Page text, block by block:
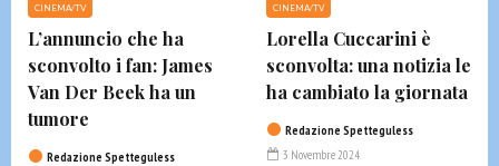
CINEMA/TV
L’annuncio che ha
sconvolto i fan: James
Van Der Beek ha un
tumore
Redazione Spetteguless
CINEMA/TV
Lorella Cuccarini è
sconvolta: una notizia le
ha cambiato la giornata
Redazione Spetteguless
3 Novembre 2024